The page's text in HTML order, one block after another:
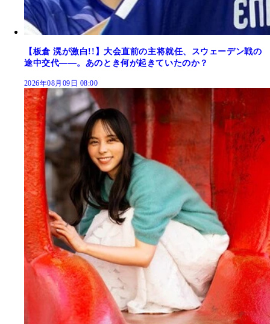
【板倉 滉が激白!!】大会直前の主将就任、スウェーデン戦の
途中交代――。あのとき何が起きていたのか？
2026年08月09日 08:00